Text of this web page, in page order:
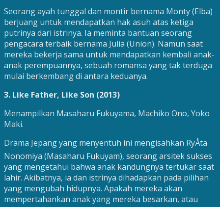
Seorang ayah tunggal dan montir bernama Monty (Elba)
berjuang untuk mendapatkan hak asuh atas ketiga
putrinya dari istrinya. Ia meminta bantuan seorang
pengacara terbaik bernama Julia (Union). Namun saat
mereka bekerja sama untuk mendapatkan kembali anak-
anak perempuannya, sebuah romansa yang tak terduga
mulai berkembang di antara keduanya.
3. Like Father, Like Son (2013)
Menampilkan Masaharu Fukuyama, Machiko Ono, Yoko
Maki.
Drama Jepang yang menyentuh ini mengisahkan RyÅta
Nonomiya (Masaharu Fukuyam), seorang arsitek sukses
yang mengetahui bahwa anak kandungnya tertukar saat
lahir. Akibatnya, ia dan istrinya dihadapkan pada pilihan
yang mengubah hidupnya. Apakah mereka akan
mempertahankan anak yang mereka besarkan, atau